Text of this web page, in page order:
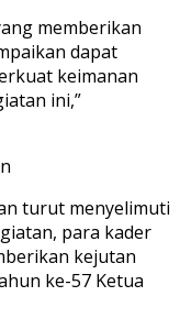
memberikan
dapat
keimanan
ini,”
turut menyelimuti
para kader
kejutan
ke-57 Ketua